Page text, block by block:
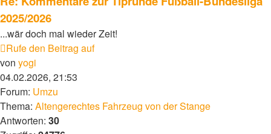
2025/2026
...wär doch mal wieder Zeit!
Rufe den Beitrag auf
von yogi
04.02.2026, 21:53
Forum: Umzu
Thema: Altengerechtes Fahrzeug von der Stange
Antworten: 30